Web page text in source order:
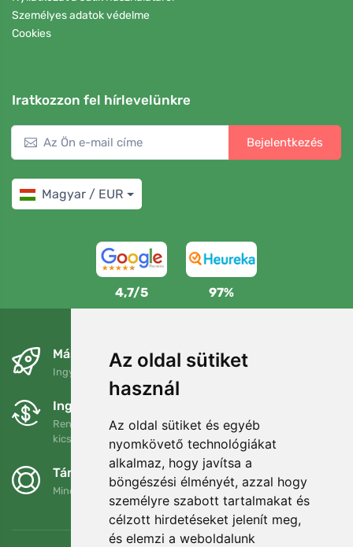
Az oldal sütiket
használ
Az oldal sütiket és egyéb
nyomkövető technológiákat
alkalmaz, hogy javítsa a
böngészési élményét, azzal hogy
személyre szabott tartalmakat és
célzott hirdetéseket jelenít meg,
és elemzi a weboldalunk
Személyes adatok védelme
Cookies
Iratkozzon fel hírlevelünkre
Bejelentkezés
Magyar / EUR
4,7/5 97%
Másnapra és ingyenesen
Ingyenes szállítás a következő összeg felett: 80 EUR
Ingyenes csere és visszaküldés
Rendelését 90 napon belül bármikor visszaküldheti vagy
kicserélheti.
Támogatjuk a Trees.org-ot
Minden megrendelésért ültetünk egy fát! BővebbenRólunk